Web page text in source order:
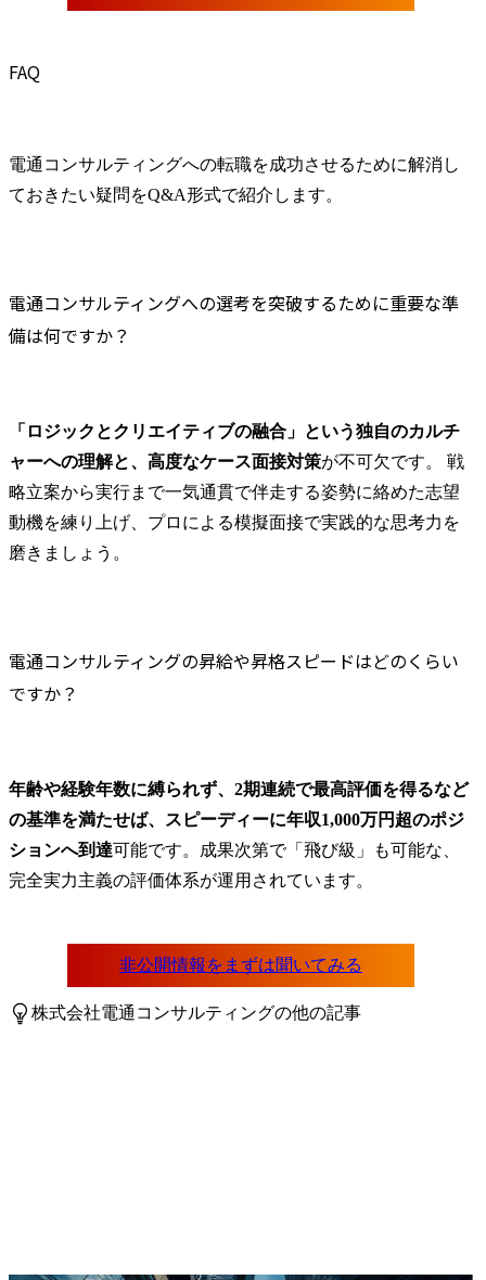
FAQ
電通コンサルティングへの転職を成功させるために解消し
ておきたい疑問をQ&A形式で紹介します。
電通コンサルティングへの選考を突破するために重要な準
備は何ですか？
「ロジックとクリエイティブの融合」という独自のカルチ
ャーへの理解と、高度なケース面接対策が不可欠です。 戦
略立案から実行まで一気通貫で伴走する姿勢に絡めた志望
動機を練り上げ、プロによる模擬面接で実践的な思考力を
磨きましょう。
電通コンサルティングの昇給や昇格スピードはどのくらい
ですか？
年齢や経験年数に縛られず、2期連続で最高評価を得るなど
の基準を満たせば、スピーディーに年収1,000万円超のポジ
ションへ到達可能です。成果次第で「飛び級」も可能な、
完全実力主義の評価体系が運用されています。
株式会社電通コンサルティングの他の記事